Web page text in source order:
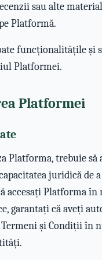
sau alte
Platformă.
funcționalitățile și
Platformei.
Platformei
Platforma, trebuie să
juridică de
accesați Platforma
garantați că aveți
Termeni și Condiții în